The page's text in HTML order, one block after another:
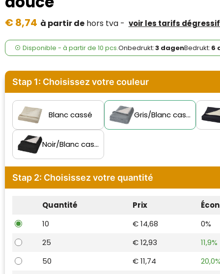
Fresh 'n Rebel
GolfOriginals
James Harvest
Kingcap
Mepal
Moleskine
MyKit
Ocean Bottle
Waterman
€ 8,74 à partir dehors tva - voir les tarifs
Disponible - à partir de 10 pcs.Onbedrukt:3 dagenBedrukt: 6
Stap 1: Choisissez votre couleur
Blanc cassé Gris/Blanc cassé
Noir/Blanc cassé
Stap 2: Choisissez votre quantité
Quantité Prix
10
€ 14,68
0%
25
€ 12,93
11,9%
50
€ 11,74